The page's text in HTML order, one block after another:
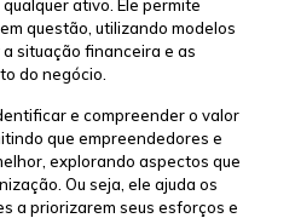
ativo. Ele permite
questão, utilizando modelos
situação financeira e as
do negócio.
e compreender o valor
que empreendedores e
explorando aspectos que
Ou seja, ele ajuda os
a priorizarem seus esforços e